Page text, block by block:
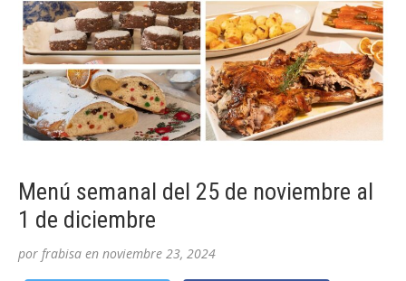
Menú semanal del 25 de noviembre al
1 de diciembre
por frabisa en noviembre 23, 2024